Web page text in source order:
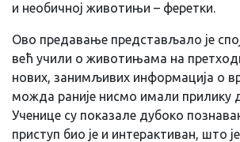
и необичној животињи – феретки.
Ово предавање представљало је
већ учили о животињама на
нових, занимљивих информација о
можда раније нисмо имали прилику
Ученице су показале дубоко
приступ био је и интерактиван, што